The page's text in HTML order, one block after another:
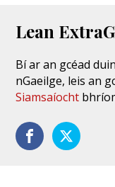
Lean
Bí ar an gcéad
nGaeilge, leis an
Siamsaíocht